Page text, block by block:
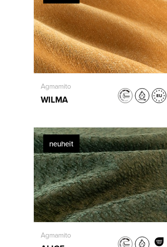
Agmamito
WILMA
neuheit
Agmamito